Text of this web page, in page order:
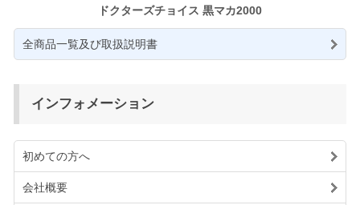
ドクターズチョイス 黒マカ2000
全商品一覧及び取扱説明書
インフォメーション
初めての方へ
会社概要